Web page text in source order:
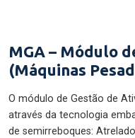
MGA – Módulo
(Máquinas
O módulo de Gestão de
através da tecnologia
de semirreboques: